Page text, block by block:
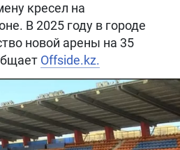
кресел на
В 2025 году в городе
новой арены на 35
Offside.kz.